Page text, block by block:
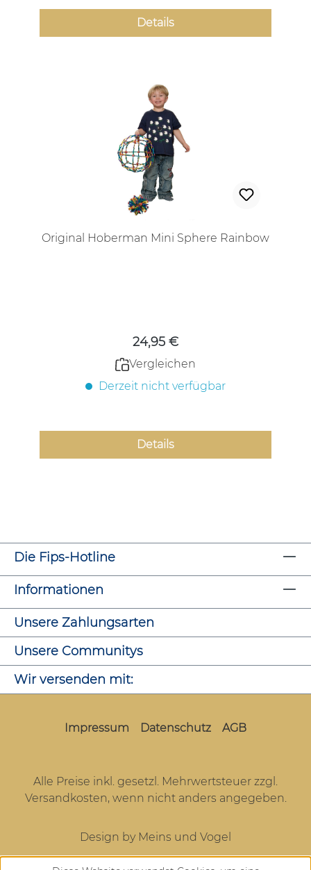
Details
Original Hoberman Mini Sphere Rainbow
24,95 €
Vergleichen
Derzeit nicht verfügbar
Details
Die Fips-Hotline
Informationen
Unsere Zahlungsarten
Unsere Communitys
Wir versenden mit:
Impressum Datenschutz AGB
Alle Preise inkl. gesetzl. Mehrwertsteuer zzgl.
Versandkosten, wenn nicht anders angegeben.
Design by Meins und Vogel